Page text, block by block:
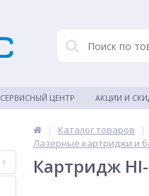
СЕРВИСНЫЙ ЦЕНТР АКЦИИ И
| Каталог товаров |
Лазерные картриджи и
Картридж